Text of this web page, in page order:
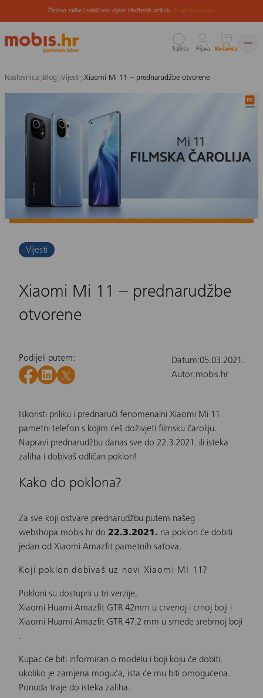
na
sadržaj
Čistimo zalihe i snizili smo cijene izložbenih artikala. Pogledaj ponudu
Tražilica Prijava Košarica
Naslovnica Blog Vijesti Xiaomi Mi 11 – prednarudžbe otvorene
Vijesti
Xiaomi Mi 11 – prednarudžbe
otvorene
Podijeli putem: Datum:05.03.2021.
Autor:mobis.hr
Iskoristi priliku i prednaruči fenomenalni Xiaomi Mi 11
pametni telefon s kojim ćeš doživjeti filmsku čaroliju.
Napravi prednarudžbu danas sve do 22.3.2021. ili isteka
zaliha i dobivaš odličan poklon!
Kako do poklona?
Za sve koji ostvare prednarudžbu putem našeg
webshopa mobis.hr do 22.3.2021. na poklon će dobiti
jedan od Xiaomi Amazfit pametnih satova.
Koji poklon dobivaš uz novi Xiaomi MI 11?
Pokloni su dostupni u tri verzije,
Xiaomi Huami Amazfit GTR 42mm u crvenoj i crnoj boji i
Xiaomi Huami Amazfit GTR 47.2 mm u smeđe srebrnoj boji
.
Kupac će biti informiran o modelu i boji koju će dobiti,
ukoliko je zamjena moguća, ista će mu biti omogućena.
Ponuda traje do isteka zaliha.